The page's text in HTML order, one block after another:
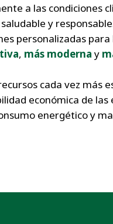
a las condiciones
y
personalizadas
, más moderna y
cada vez más
económica de las
energético y